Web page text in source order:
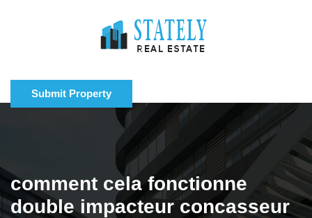
Submit Property
comment cela fonctionne
double impacteur concasseur